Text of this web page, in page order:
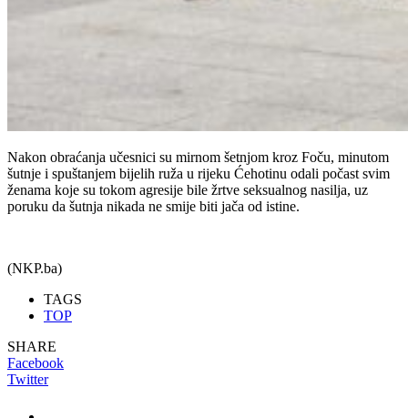
Nakon obraćanja učesnici su mirnom šetnjom kroz Foču, minutom
šutnje i spuštanjem bijelih ruža u rijeku Ćehotinu odali počast svim
ženama koje su tokom agresije bile žrtve seksualnog nasilja, uz
poruku da šutnja nikada ne smije biti jača od istine.
(NKP.ba)
TAGS
TOP
SHARE
Facebook
Twitter